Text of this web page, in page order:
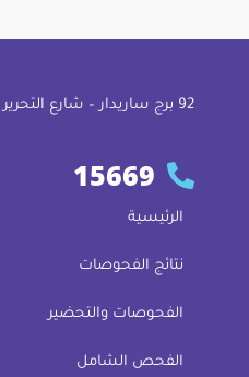
92 ﺑﺮج ﺳﺎرﻳﺪار – ﺷﺎرع اﻟﺘﺤﺮﻳﺮ – اﻟﺪﻗﻲ – اﻟﺠﻴﺰة
15669
الرئيسية
نتائج الفحوصات
الفحوصات والتحضير
الفحص الشامل